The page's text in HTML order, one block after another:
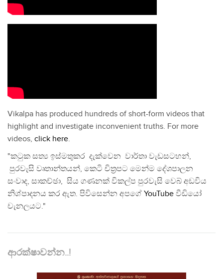
Vikalpa has produced hundreds of short-form videos that
highlight and investigate inconvenient truths. For more
videos, click here.
"කටුක සත්‍ය ඉස්මතුකර දැක්වෙන වාර්තා වැඩසටහන්,
පුරවැසි වෘතාන්තයන්, කෙටි චිත්‍රපට මෙන්ම දේශපාලන
සංවාද, සාකච්ඡා, සිය ගණනක් විකල්ප පුරවැසි වෙබ් අඩවිය
නිශ්පාදනය කර ඇත. පිවිසෙන්න අපගේ YouTube වීඩියෝ
චැනලයට."
ආරක්ෂාවන්න..!